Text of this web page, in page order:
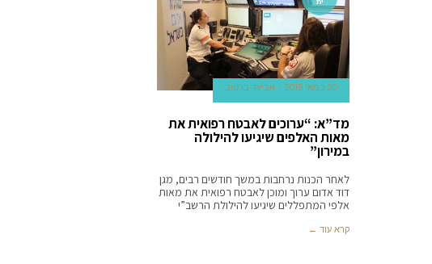
20 במאי 2019 אביעד ברטוב
מד”א: “ערוכים לאבטח רפואית את
מאות האלפים שיגיעו להילולה
במירון”
לאחר הכנות נרחבות במשך חודשים רבים, מגן
דוד אדום ערוך ומוכן לאבטח רפואית את מאות
אלפי המתפללים שיגיעו להילולת הרשב”י
קרא עוד ←